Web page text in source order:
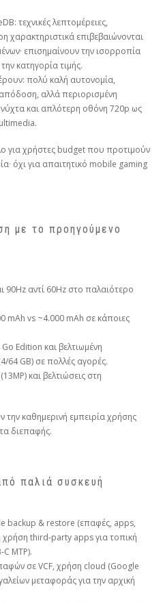
τεχνικές λεπτομέρειες,
χαρακτηριστικά επιβεβαιώνονται
επισημαίνουν την ισορροπία
κατηγορία τιμής.
πολύ καλή αυτονομία,
αλλά περιορισμένη
και απλότερη οθόνη 720p ως
για χρήστες budget που προτιμούν
όχι για απαιτητικό mobile gaming
με το προηγούμενο
90Hz αντί 60Hz στο παλαιότερο
mAh vs ~4.000 mAh σε κάποιες
Edition και βελτιωμένη
64 GB) σε πολλές αγορές.
και βελτιώσεις στη
την καθημερινή εμπειρία χρήσης
διεπαφής.
παλιά συσκευή
backup & restore (επαφές, apps,
third‑party apps για τοπική
MTP).
σε VCF, χρήση cloud (Google
μεταφοράς για την αρχική